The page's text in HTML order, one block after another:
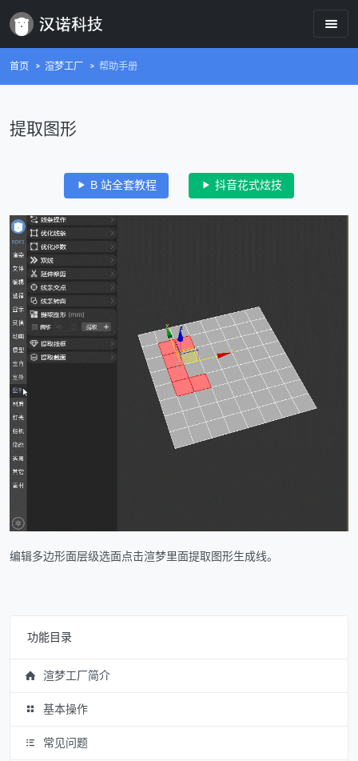
首页 渲梦工厂 帮助手册
提取图形
B 站全套教程 抖音花式炫技
编辑多边形面层级选面点击渲梦里面提取图形生成线。
功能目录
渲梦工厂简介
基本操作
常见问题